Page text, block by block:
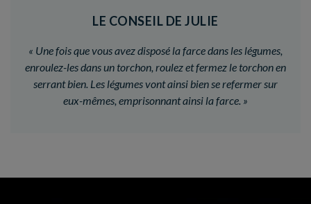
LE CONSEIL DE JULIE
« Une fois que vous avez disposé la farce dans les légumes,
enroulez-les dans un torchon, roulez et fermez le torchon en
serrant bien. Les légumes vont ainsi bien se refermer sur
eux-mêmes, emprisonnant ainsi la farce. »